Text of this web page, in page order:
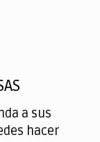
a sus
hacer